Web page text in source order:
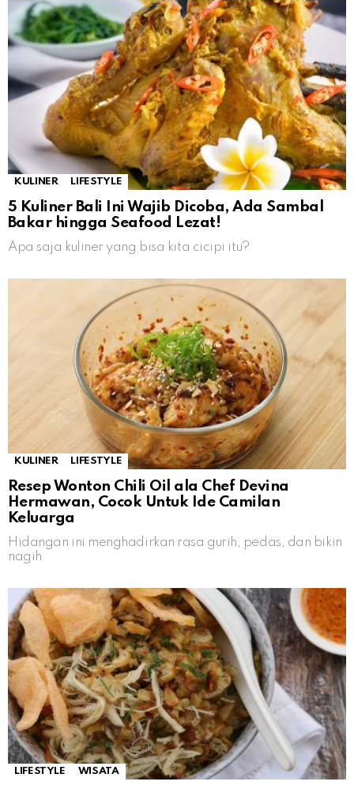
KULINER LIFESTYLE
5 Kuliner Bali Ini Wajib Dicoba, Ada Sambal
Bakar hingga Seafood Lezat!
Apa saja kuliner yang bisa kita cicipi itu?
KULINER LIFESTYLE
Resep Wonton Chili Oil ala Chef Devina
Hermawan, Cocok Untuk Ide Camilan
Keluarga
Hidangan ini menghadirkan rasa gurih, pedas, dan bikin
nagih
LIFESTYLE WISATA